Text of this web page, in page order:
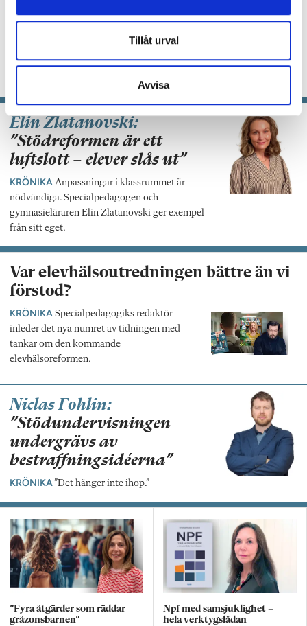
Tillåt urval
Avvisa
Regeringens önskemål om
utestängning av elever från klassrummen är
dupt problematiska eftersom det ofta är barn
med funktionsnedsättning eller i social utsatthet
det handlar om, skriver gymnasieläraren och
Elin Zlatanovski:
”Stödreformen är ett
luftslott – elever slås ut”
KRÖNIKA Anpassningar i klassrummet är
nödvändiga. Specialpedagogen och
gymnasieläraren Elin Zlatanovski ger exempel
från sitt eget.
Var elevhälsoutredningen bättre än vi
förstod?
KRÖNIKA Specialpedagogiks redaktör
inleder det nya numret av tidningen med
tankar om den kommande
elevhälsoreformen.
Niclas Fohlin:
”Stödundervisningen
undergrävs av
bestraffningsidéerna”
KRÖNIKA ”Det hänger inte ihop.”
”Fyra åtgärder som räddar
gråzonsbarnen”
Npf med samsjuklighet –
hela verktygslådan